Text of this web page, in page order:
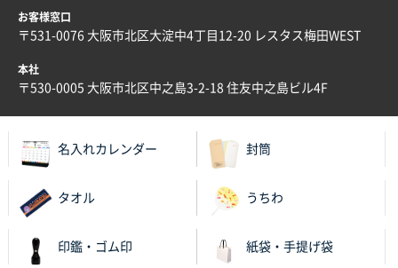
大阪府E社様
ECOワンポイントポリ袋 A4サイズ（白）1000枚
他部署のスタッフからの指示
A4箔押し名入れクリアファイル
300枚
以前発注しているので、データが残っている点が良か
栃木県M社様
お客様窓口
〒531-0076 大阪市北区大淀中4丁目12-20 レスタス梅田WEST
本社
〒530-0005 大阪市北区中之島3-2-18 住友中之島ビル4F
名入れカレンダー 封筒
タオル うちわ
印鑑・ゴム印 紙袋・手提げ袋